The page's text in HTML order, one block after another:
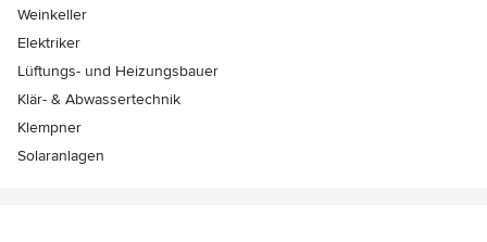
Weinkeller
Elektriker
Lüftungs- und Heizungsbauer
Klär- & Abwassertechnik
Klempner
Solaranlagen